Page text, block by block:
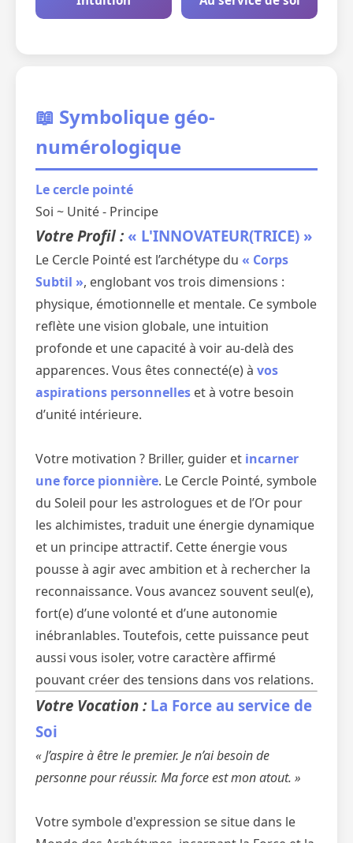
📖 Symbolique géo-
numérologique
Le cercle pointé
Soi ~ Unité - Principe
Votre Profil : « L'INNOVATEUR(TRICE) »
Le Cercle Pointé est l’archétype du « Corps
Subtil », englobant vos trois dimensions :
physique, émotionnelle et mentale. Ce symbole
reflète une vision globale, une intuition
profonde et une capacité à voir au-delà des
apparences. Vous êtes connecté(e) à vos
aspirations personnelles et à votre besoin
d’unité intérieure.
Votre motivation ? Briller, guider et incarner
une force pionnière. Le Cercle Pointé, symbole
du Soleil pour les astrologues et de l’Or pour
les alchimistes, traduit une énergie dynamique
et un principe attractif. Cette énergie vous
pousse à agir avec ambition et à rechercher la
reconnaissance. Vous avancez souvent seul(e),
fort(e) d’une volonté et d’une autonomie
inébranlables. Toutefois, cette puissance peut
aussi vous isoler, votre caractère affirmé
pouvant créer des tensions dans vos relations.
Votre Vocation : La Force au service de
Soi
« J’aspire à être le premier. Je n’ai besoin de
personne pour réussir. Ma force est mon atout. »
Votre symbole d'expression se situe dans le